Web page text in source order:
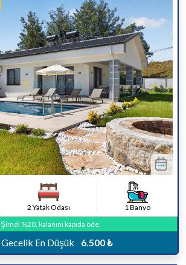
2 Yatak Odası
1 Banyo
Şimdi %20, kalanını kapıda öde.
Gecelik En Düşük 6.500 ₺